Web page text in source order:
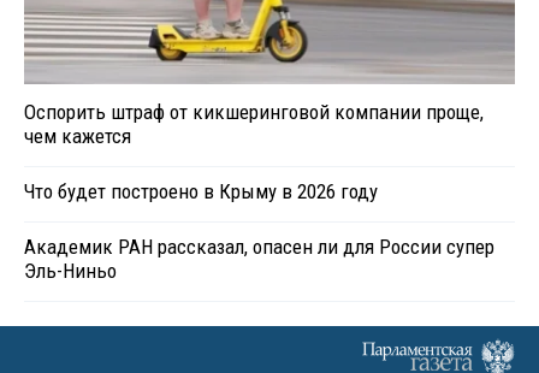
Оспорить штраф от кикшеринговой компании проще,
чем кажется
Что будет построено в Крыму в 2026 году
Академик РАН рассказал, опасен ли для России супер
Эль-Ниньо